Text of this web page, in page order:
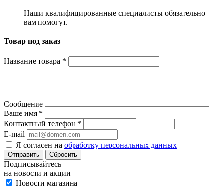
Наши квалифицированные специалисты обязательно
вам помогут.
Товар под заказ
Название товара *
Сообщение
Ваше имя *
Контактный телефон *
E-mail
Я согласен на обработку персональных данных
Сбросить
Подписывайтесь
на новости и акции
Новости магазина